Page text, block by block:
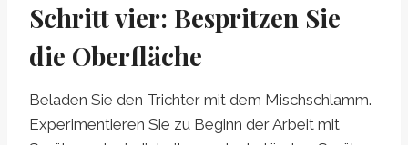
Schritt vier: Bespritzen Sie
die Oberfläche
Beladen Sie den Trichter mit dem Mischschlamm.
Experimentieren Sie zu Beginn der Arbeit mit